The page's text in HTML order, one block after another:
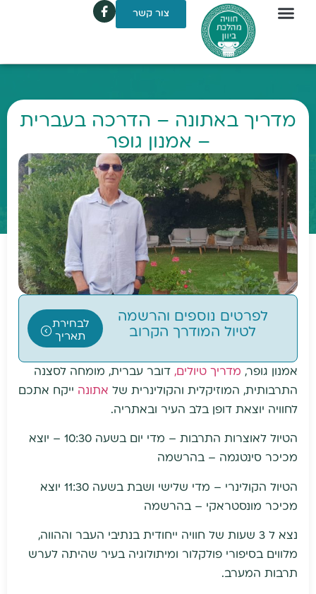
צור קשר
מדריך באתונה – הדרכה בעברית
– אמנון גופר
לפרטים נוספים והרשמה
לטיול המודרך הקרוב
לבחירת
תאריך
אמנון גופר, מדריך טיולים, דובר עברית, מומחה לסצנה
התרבותית, המוזיקלית והקולינרית של אתונה ייקח אתכם
לחוויה יוצאת דופן בלב העיר ובאתריה.
הטיול לאוצרות התרבות – מדי יום בשעה 10:30 – יוצא
מכיכר סינטגמה – בהרשמה
הטיול הקולינרי – מדי שלישי ושבת בשעה 11:30 יוצא
מכיכר מונסטראקי – בהרשמה
נצא ל 3 שעות של חוויה ייחודית בנתיבי העבר וההווה,
מלווים בסיפורי פולקלור ומיתולוגיה בעיר שהיתה לערש
תרבות המערב.